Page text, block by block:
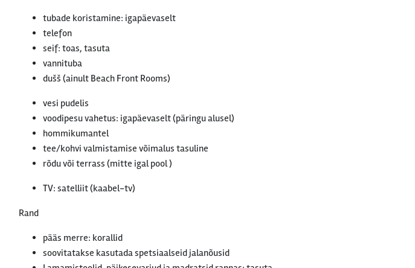
tubade koristamine: igapäevaselt
telefon
seif: toas, tasuta
vannituba
dušš (ainult Beach Front Rooms)
vesi pudelis
voodipesu vahetus: igapäevaselt (päringu alusel)
hommikumantel
tee/kohvi valmistamise võimalus tasuline
rõdu või terrass (mitte igal pool )
TV: satelliit (kaabel-tv)
Rand
pääs merre: korallid
soovitatakse kasutada spetsiaalseid jalanõusid